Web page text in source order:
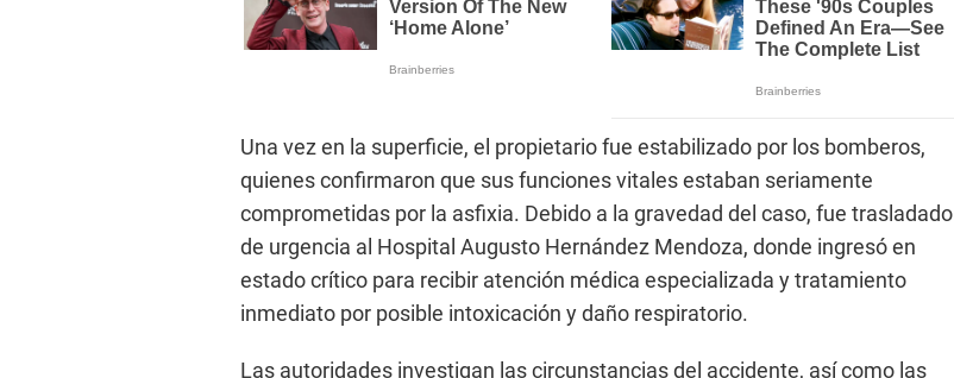
Una vez en la superficie, el propietario fue estabilizado por los bomberos,
quienes confirmaron que sus funciones vitales estaban seriamente
comprometidas por la asfixia. Debido a la gravedad del caso, fue trasladado
de urgencia al Hospital Augusto Hernández Mendoza, donde ingresó en
estado crítico para recibir atención médica especializada y tratamiento
inmediato por posible intoxicación y daño respiratorio.
Las autoridades investigan las circunstancias del accidente, así como las